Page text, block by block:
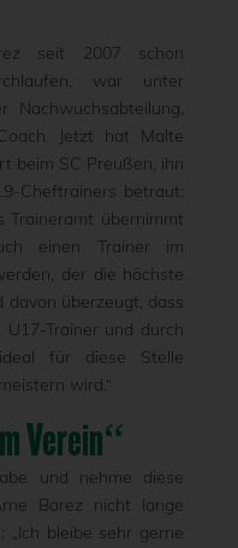
seit 2007 schon
war unter
Nachwuchsabteilung,
Jetzt hat Malte
beim SC Preußen, ihn
Cheftrainers betraut:
Traineramt übernimmt
einen Trainer im
der die höchste
überzeugt, dass
Trainer und durch
ideal für diese Stelle
wird.“
Verein“
und nehme diese
Barez nicht lange
„Ich bleibe sehr gerne